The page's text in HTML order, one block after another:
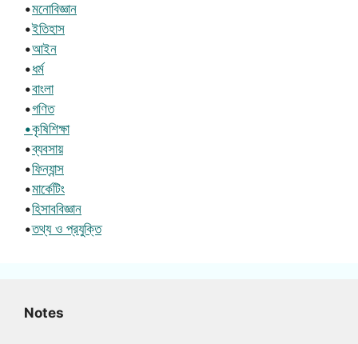
•মনোবিজ্ঞান
•ইতিহাস
•আইন
•ধর্ম
•বাংলা
•গণিত
•কৃষিশিক্ষা
•ব্যবসায়
•ফিন্যান্স
•মার্কেটিং
•হিসাববিজ্ঞান
•তথ্য ও প্রযুক্তি
Notes